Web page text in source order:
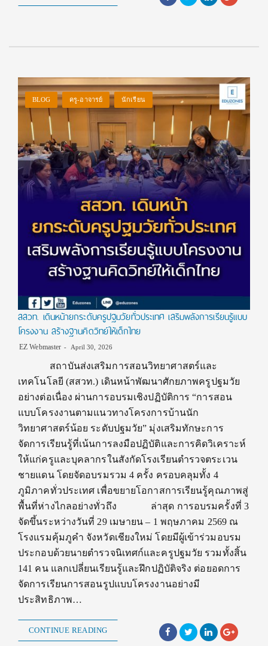
BLOG ครู-อาจารย์ นักเรียน
สสวท. เดินหน้ายกระดับครูปฐมวัยทั่วประเทศ เสริมพลังการเรียนรู้แบบ
โครงงาน สร้างฐานคิดวิทย์ให้เด็กไทย
EZ Webmaster April 30, 2026
สถาบันส่งเสริมการสอนวิทยาศาสตร์และ
เทคโนโลยี (สสวท.) เดินหน้าพัฒนาศักยภาพครูปฐมวัย
อย่างต่อเนื่อง ผ่านการอบรมเชิงปฏิบัติการ “การสอน
แบบโครงงานตามแนวทางโครงการบ้านนัก
วิทยาศาสตร์น้อย ระดับปฐมวัย” มุ่งเสริมทักษะการ
จัดการเรียนรู้ที่เน้นการลงมือปฏิบัติและการคิดวิเคราะห์
ให้แก่ครูและบุคลากรในสังกัดโรงเรียนตำรวจตระเวน
ชายแดน โดยจัดอบรมรวม 4 ครั้ง ครอบคลุมทั้ง 4
ภูมิภาคทั่วประเทศ เพื่อขยายโอกาสการเรียนรู้คุณภาพสู่
พื้นที่ห่างไกลอย่างทั่วถึง ล่าสุด การอบรมครั้งที่ 3
จัดขึ้นระหว่างวันที่ 29 เมษายน – 1 พฤษภาคม 2569 ณ
โรงแรมคุ้มภูคำ จังหวัดเชียงใหม่ โดยมีผู้เข้าร่วมอบรม
ประกอบด้วยนายตำรวจนิเทศก์และครูปฐมวัย รวมทั้งสิ้น
141 คน แลกเปลี่ยนเรียนรู้และฝึกปฏิบัติจริง ต่อยอดการ
จัดการเรียนการสอนรูปแบบโครงงานอย่างมี
ประสิทธิภาพ…
CONTINUE READING